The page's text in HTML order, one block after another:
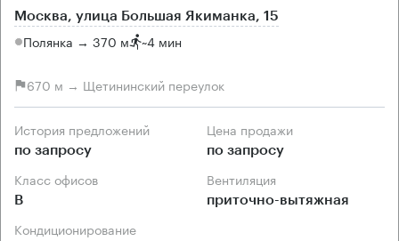
Москва, улица Большая Якиманка, 15
Полянка → 370 м ~4 мин
670 м → Щетининский переулок
История предложений
по запросу
Цена продажи
по запросу
Класс офисов
B
Вентиляция
приточно-вытяжная
Кондиционирование